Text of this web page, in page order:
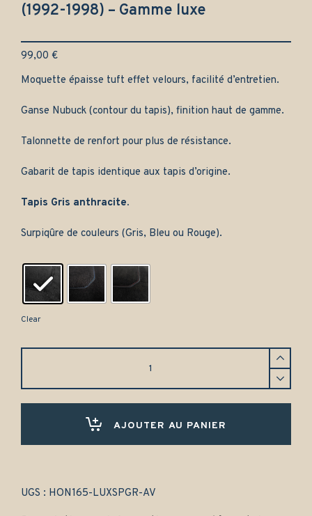
(1992-1998) – Gamme luxe
99,00 €
Moquette épaisse tuft effet velours, facilité d’entretien.
Ganse Nubuck (contour du tapis), finition haut de gamme.
Talonnette de renfort pour plus de résistance.
Gabarit de tapis identique aux tapis d’origine.
Tapis Gris anthracite.
Surpiqûre de couleurs (Gris, Bleu ou Rouge).
Clear
luxe
AJOUTER AU PANIER
UGS : HON165-LUXSPGR-AV